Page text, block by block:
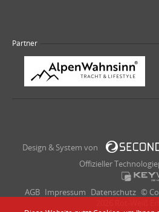
Partner
Design & System von
Offizieller
AGB Impressum Datenschutz ©